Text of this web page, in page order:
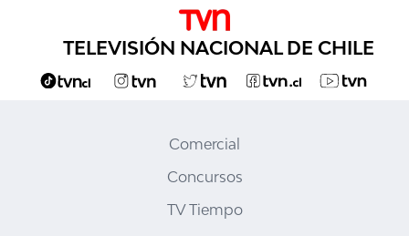
TELEVISIÓN NACIONAL DE CHILE
Comercial
Concursos
TV Tiempo